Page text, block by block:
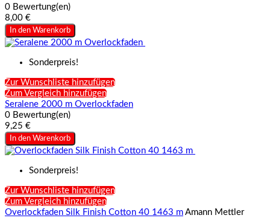
0 Bewertung(en)
8,00 €
In den Warenkorb
Sonderpreis!
Zur Wunschliste hinzufügen
Zum Vergleich hinzufügen
Seralene 2000 m Overlockfaden
0 Bewertung(en)
9,25 €
In den Warenkorb
Sonderpreis!
Zur Wunschliste hinzufügen
Zum Vergleich hinzufügen
Overlockfaden Silk Finish Cotton 40 1463 m Amann Mettler